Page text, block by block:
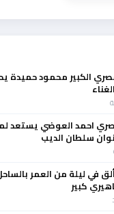
الكبير محمود حميدة
احمد العوضي يستعد
سلطان الديب
في ليلة من العمر
كبير